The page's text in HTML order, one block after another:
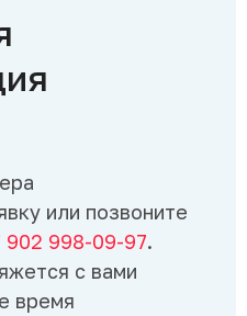
или позвоните
902 998-09-97.
с вами
время